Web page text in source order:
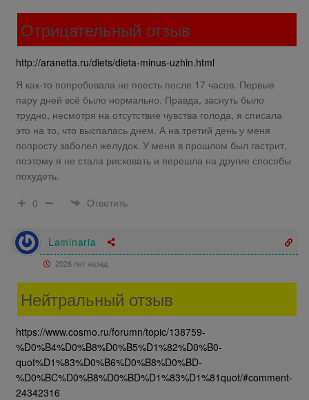
Отрицательный отзыв
http://aranetta.ru/diets/dieta-minus-uzhin.html
Я как-то попробовала не поесть после 17 часов. Первые
пару дней всё было нормально. Правда, заснуть было
трудно, несмотря на отсутствие чувства голода, я списала
это на то, что выспалась днем. А на третий день у меня
попросту заболел желудок. У меня в прошлом был гастрит,
поэтому я не стала рисковать и перешла на другие способы
похудеть.
0
Ответить
Laminaria
2026 лет назад
Нейтральный отзыв
https://www.cosmo.ru/forumn/topic/138759-
%D0%B4%D0%B8%D0%B5%D1%82%D0%B0-
quot%D1%83%D0%B6%D0%B8%D0%BD-
%D0%BC%D0%B8%D0%BD%D1%83%D1%81quot/#comment-
24342316